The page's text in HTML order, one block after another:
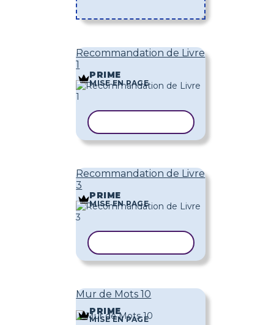
Recommandation de Livre
1
PRIME
MISE EN PAGE
Recommandation de Livre
3
PRIME
MISE EN PAGE
Mur de Mots 10
PRIME
MISE EN PAGE